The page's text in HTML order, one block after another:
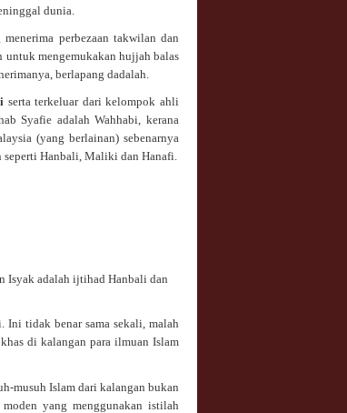
dunia.
menerima perbezaan takwilan dan
untuk mengemukakan hujjah balas
berlapang dadalah.
serta terkeluar dari kelompok ahli
Syafie adalah Wahhabi, kerana
(yang berlainan) sebenarnya
seperti Hanbali, Maliki dan Hanafi.
Isyak adalah ijtihad Hanbali dan
Ini tidak benar sama sekali, malah
di kalangan para ilmuan Islam
musuh Islam dari kalangan bukan
yang menggunakan istilah